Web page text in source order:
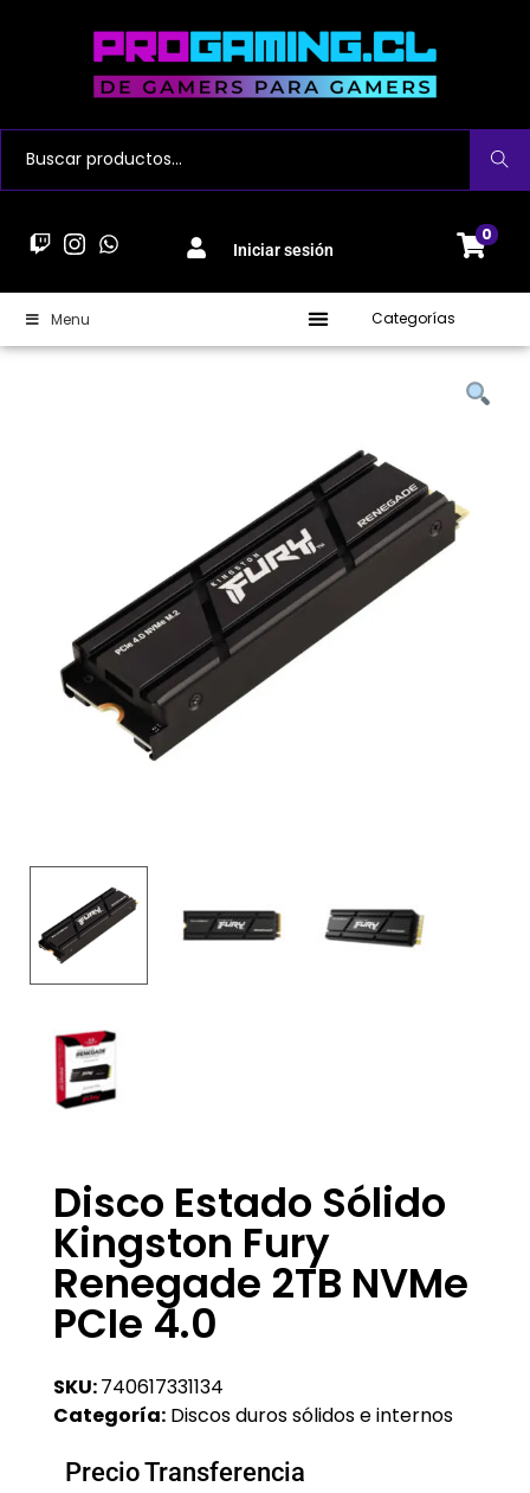
Buscar
Iniciar sesión
0
Menu Categorías
Disco Estado Sólido
Kingston Fury
Renegade 2TB NVMe
PCIe 4.0
SKU:740617331134
Categoría: Discos duros sólidos e internos
Precio Transferencia